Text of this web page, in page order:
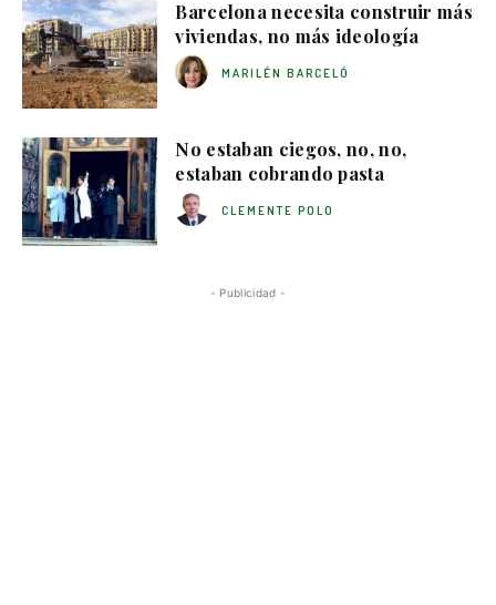
Barcelona necesita construir más
viviendas, no más ideología
MARILÉN BARCELÓ
No estaban ciegos, no, no,
estaban cobrando pasta
CLEMENTE POLO
- Publicidad -